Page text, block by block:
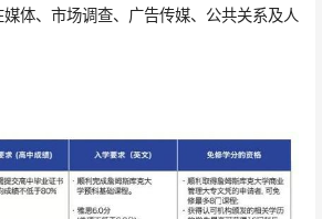
体、市场调查、广告传媒、公共关系及人